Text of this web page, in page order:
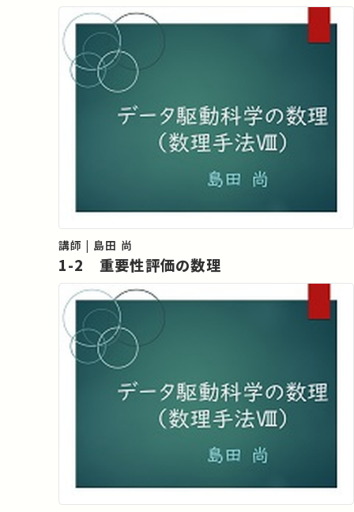
講師 | 島田 尚
1-2 重要性評価の数理